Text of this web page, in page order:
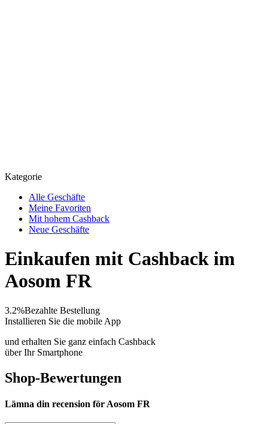
Kategorie
Alle Geschäfte
Meine Favoriten
Mit hohem Cashback
Neue Geschäfte
Einkaufen mit Cashback im
Aosom FR
3.2%Bezahlte Bestellung
Installieren Sie die mobile App
und erhalten Sie ganz einfach Cashback
über Ihr Smartphone
Shop-Bewertungen
Lämna din recension för Aosom FR